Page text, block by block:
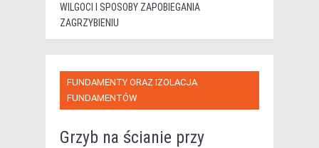
WILGOCI I SPOSOBY ZAPOBIEGANIA
ZAGRZYBIENIU
FUNDAMENTY ORAZ IZOLACJA
FUNDAMENTÓW
Grzyb na ścianie przy